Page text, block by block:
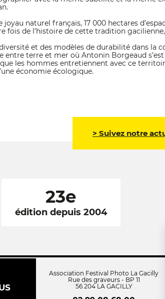
naturel français, 17 000 hectares
de l’histoire de cette tradition
et des modèles de durabilité dans
entre terre et mer où Antonin Borgeaud
les hommes entretiennent avec ce
économie écologique.
> Suivez notre
23e
édition depuis 2004
Association Festival Photo La Gacilly
Rue des graveurs - BP 11
56 204 LA GACILLY